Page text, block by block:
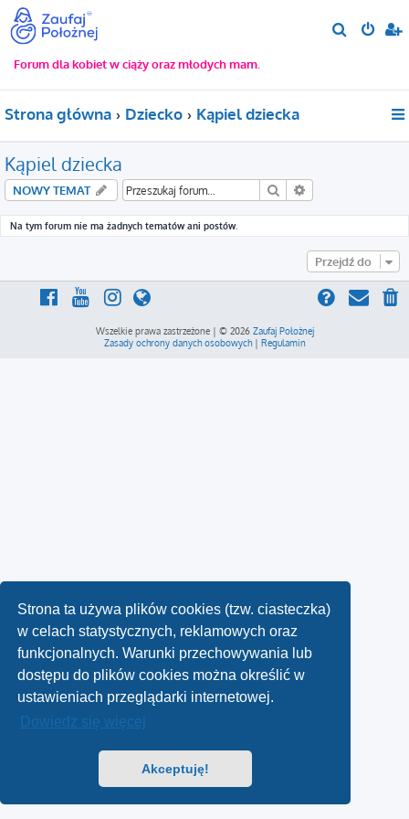
Strona ta używa plików cookies (tzw. ciasteczka)
w celach statystycznych, reklamowych oraz
funkcjonalnych. Warunki przechowywania lub
dostępu do plików cookies można określić w
ustawieniach przeglądarki internetowej.
Dowiedz się więcej
Akceptuję!
j
Forum dla kobiet w ciąży oraz młodych mam.
Strona główna Dziecko Kąpiel dziecka
Kąpiel dziecka
NOWY TEMAT Szukaj
Na tym forum nie ma żadnych tematów ani postów.
Przejdź do
Wszelkie prawa zastrzeżone | © 2026 Zaufaj Położnej
Zasady ochrony danych osobowych| Regulamin